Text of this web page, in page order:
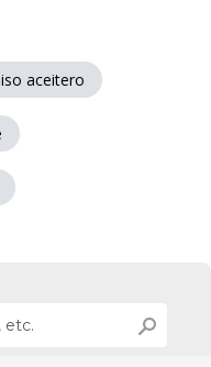
aceitero